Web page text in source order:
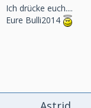
Ich drücke euch....
Eure Bulli2014